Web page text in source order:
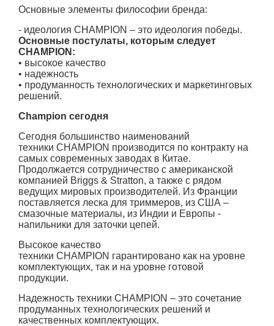
Основные элементы философии бренда:
- идеология CHAMPION – это идеология победы.
Основные постулаты, которым следует
CHAMPION:
• высокое качество
• надежность
• продуманность технологических и маркетинговых
решений.
Champion сегодня
Сегодня большинство наименований
техники CHAMPION производится по контракту на
самых современных заводах в Китае.
Продолжается сотрудничество с американской
компанией Briggs & Stratton, а также с рядом
ведущих мировых производителей. Из Франции
поставляется леска для триммеров, из США –
смазочные материалы, из Индии и Европы -
напильники для заточки цепей.
Высокое качество
техники CHAMPION гарантировано как на уровне
комплектующих, так и на уровне готовой
продукции.
Надежность техники CHAMPION – это сочетание
продуманных технологических решений и
качественных комплектующих.